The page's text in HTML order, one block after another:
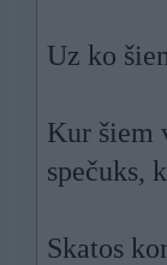
Uz ko
Kur šiem
spečuks,
Skatos